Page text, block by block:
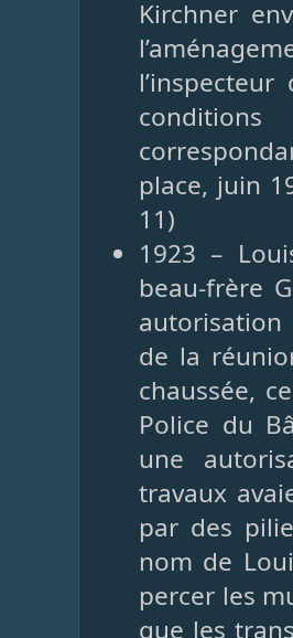
Kirchner
place, juin
11)
1923 –
beau-frère
autorisation
de la
chaussée,
Police du
une
travaux
par des
nom de
percer les
que les